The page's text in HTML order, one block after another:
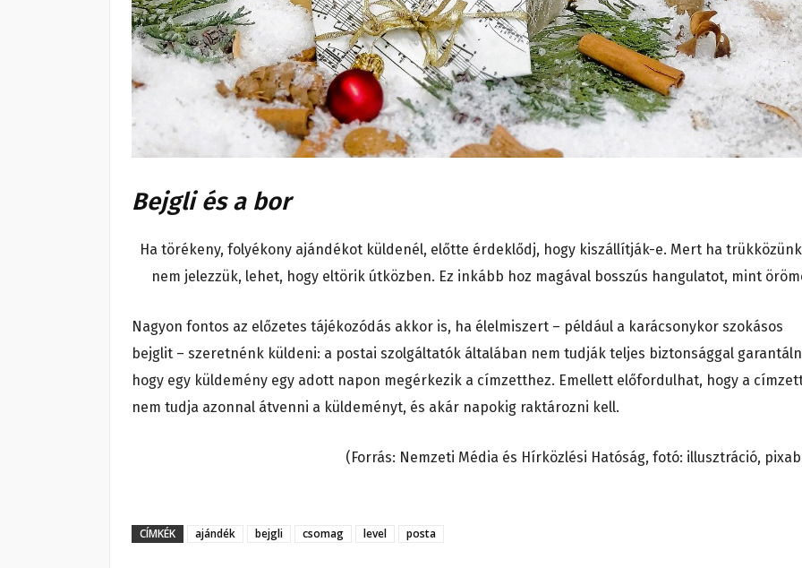
Bejgli és a bor
Ha törékeny, folyékony ajándékot küldenél, előtte érdeklődj, hogy kiszállítják-e. Mert ha
nem jelezzük, lehet, hogy eltörik útközben. Ez inkább hoz magával bosszús hangulatot, mint
Nagyon fontos az előzetes tájékozódás akkor is, ha élelmiszert – például a karácsonykor szokásos
bejglit – szeretnénk küldeni: a postai szolgáltatók általában nem tudják teljes biztonsággal
hogy egy küldemény egy adott napon megérkezik a címzetthez. Emellett előfordulhat, hogy a
nem tudja azonnal átvenni a küldeményt, és akár napokig raktározni kell.
(Forrás: Nemzeti Média és Hírközlési Hatóság, fotó: illusztráció,
CÍMKÉK ajándék bejgli csomag level posta